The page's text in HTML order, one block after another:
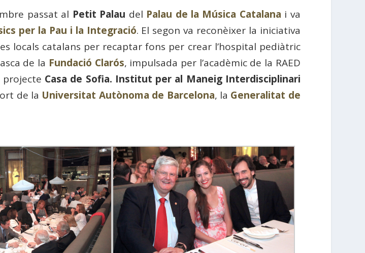
passat al Petit Palau del Palau de la Música Catalana i va
per la Pau i la Integració. El segon va reconèixer la iniciativa
locals catalans per recaptar fons per crear l’hospital pediàtric
de la Fundació Clarós, impulsada per l’acadèmic de la RAED
Casa de Sofia. Institut per al Maneig Interdisciplinari
de la Universitat Autònoma de Barcelona, ​​la Generalitat de